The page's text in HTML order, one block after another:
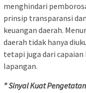
menghindari
prinsip transparansi
keuangan daerah.
daerah tidak hanya
tetapi juga dari
lapangan.
” Sinyal Kuat